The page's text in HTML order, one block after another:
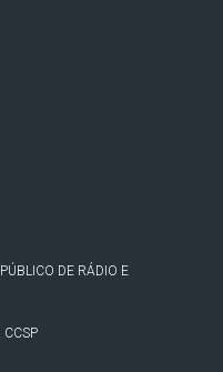
DE RÁDIO E
CCSP